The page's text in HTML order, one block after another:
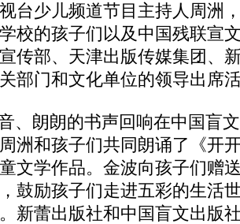
台少儿频道节目主持人周洲
校的孩子们以及中国残联宣
传部、天津出版传媒集团、
部门和文化单位的领导出席
朗朗的书声回响在中国盲文
洲和孩子们共同朗诵了《开
文学作品。金波向孩子们赠
，鼓励孩子们走进五彩的生活
新蕾出版社和中国盲文出版